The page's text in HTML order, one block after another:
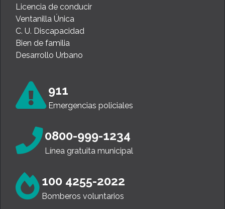
Licencia de conducir
Ventanilla Única
C. U. Discapacidad
Bien de familia
Desarrollo Urbano
911
Emergencias policiales
0800-999-1234
Línea gratuita municipal
100 4255-2022
Bomberos voluntarios